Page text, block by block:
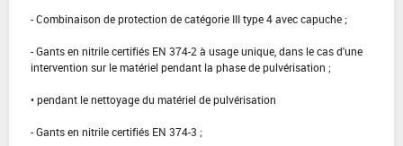
- Combinaison de protection de catégorie III type 4 avec capuche ;
- Gants en nitrile certifiés EN 374-2 à usage unique, dans le cas d'une
intervention sur le matériel pendant la phase de pulvérisation ;
• pendant le nettoyage du matériel de pulvérisation
- Gants en nitrile certifiés EN 374-3 ;